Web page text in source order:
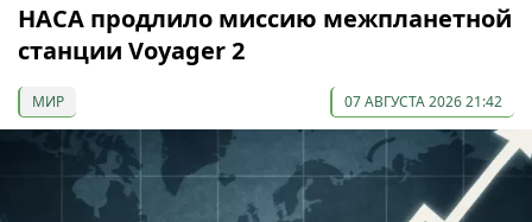
НАСА продлило миссию межпланетной
станции Voyager 2
МИР 07 АВГУСТА 2026 21:42